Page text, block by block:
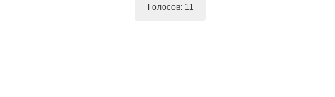
Голосов: 11